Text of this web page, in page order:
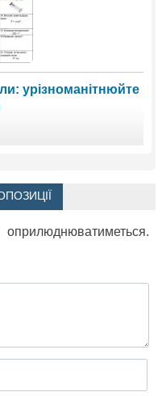
урізноманітнюйте